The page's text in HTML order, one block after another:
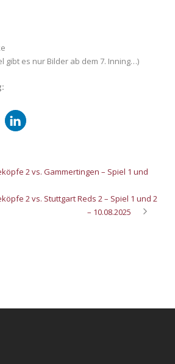
gibt es nur Bilder ab dem 7. Inning…)
2 vs. Gammertingen – Spiel 1 und
2 vs. Stuttgart Reds 2 – Spiel 1 und 2
– 10.08.2025